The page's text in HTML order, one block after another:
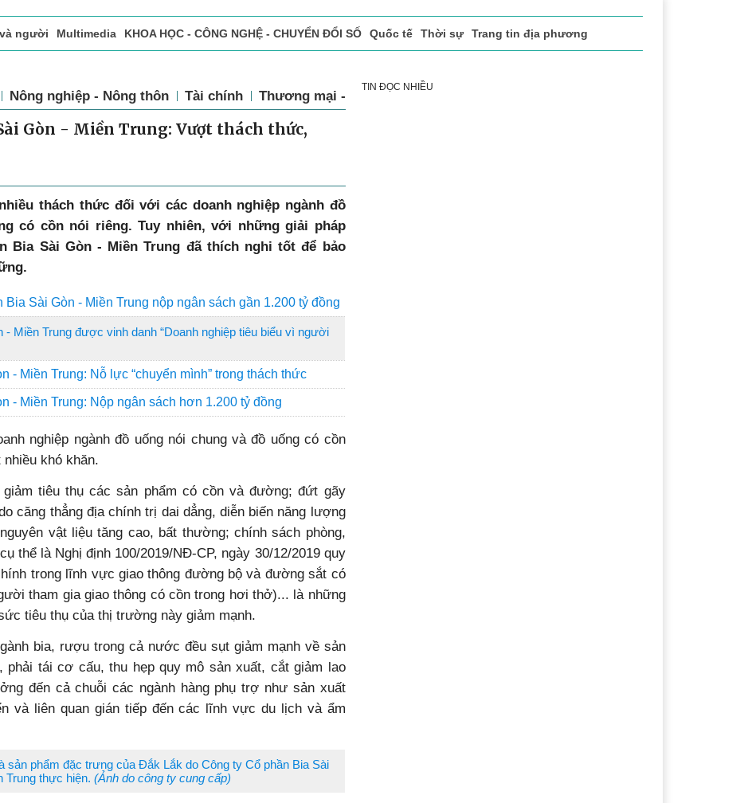
người Multimedia KHOA HỌC - CÔNG NGHỆ - CHUYỂN ĐỔI SỐ Quốc tế Thời sự Trang tin địa phương
Nông nghiệp - Nông thôn Tài chính Thương mại - Dịch vụ
Gòn - Miền Trung: Vượt thách thức,
thách thức đối với các doanh nghiệp ngành đồ
có cồn nói riêng. Tuy nhiên, với những giải pháp
Bia Sài Gòn - Miền Trung đã thích nghi tốt để bảo
Bia Sài Gòn - Miền Trung nộp ngân sách gần 1.200 tỷ đồng
- Miền Trung được vinh danh “Doanh nghiệp tiêu biểu vì người
- Miền Trung: Nỗ lực “chuyển mình” trong thách thức
- Miền Trung: Nộp ngân sách hơn 1.200 tỷ đồng
nghiệp ngành đồ uống nói chung và đồ uống có cồn
khó khăn.
tiêu thụ các sản phẩm có cồn và đường; đứt gãy
căng thẳng địa chính trị dai dẳng, diễn biến năng lượng
vật liệu tăng cao, bất thường; chính sách phòng,
thể là Nghị định 100/2019/NĐ-CP, ngày 30/12/2019 quy
trong lĩnh vực giao thông đường bộ và đường sắt có
tham gia giao thông có cồn trong hơi thở)... là những
tiêu thụ của thị trường này giảm mạnh.
bia, rượu trong cả nước đều sụt giảm mạnh về sản
phải tái cơ cấu, thu hẹp quy mô sản xuất, cắt giảm lao
đến cả chuỗi các ngành hàng phụ trợ như sản xuất
và liên quan gián tiếp đến các lĩnh vực du lịch và ẩm
sản phẩm đặc trưng của Đắk Lắk do Công ty Cổ phần Bia Sài
Trung thực hiện. (Ảnh do công ty cung cấp)
TIN ĐỌC NHIỀU